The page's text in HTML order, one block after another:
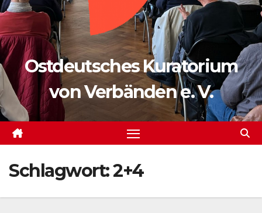
Ostdeutsches Kuratorium
von Verbänden e. V.
Schlagwort:2+4